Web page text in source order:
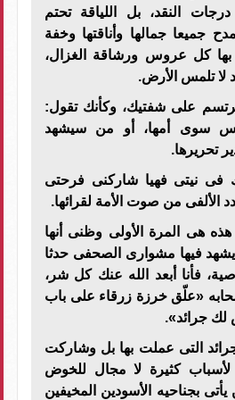
النقد، بل اللياقة تحتم
جميعا جمالها وأناقتها وخفة
بها كل عروس ورشاقة الغزال،
لا تلمس الأرض.
على شفتيك، وكأنك تقول:
سوى أمها، أو من سيشهد
تحريرها.
نيتى فهيا شاركنى فرحتى
الألفى من صوت الأمة لقرائها.
هى المرة الأولى وظنى أنها
فيها مشوارى الصحفى حدثا
فأنا أبعد الله عنك كل شر،
«علّق خرزة زرقاء على باب
لك جرائد».
التى عملت بها بل وشاركت
كثيرة لا مجال للخوض
بجناحيه الأسودين المخيفين